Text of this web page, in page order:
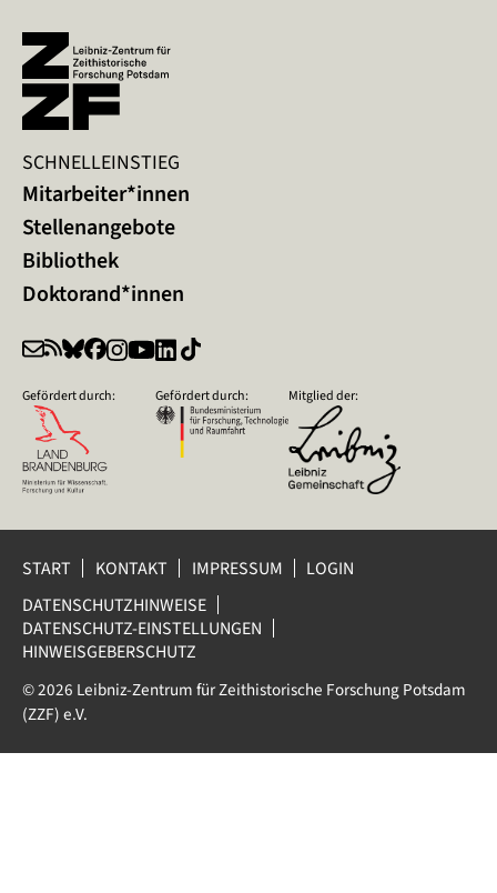
SCHNELLEINSTIEG
Mitarbeiter*innen
Stellenangebote
Bibliothek
Doktorand*innen
Gefördert durch: Gefördert durch: Mitglied der:
START KONTAKT IMPRESSUM
LOGIN
DATENSCHUTZHINWEISE
DATENSCHUTZ-EINSTELLUNGEN
HINWEISGEBERSCHUTZ
© 2026 Leibniz-Zentrum für Zeithistorische Forschung Potsdam
(ZZF) e.V.